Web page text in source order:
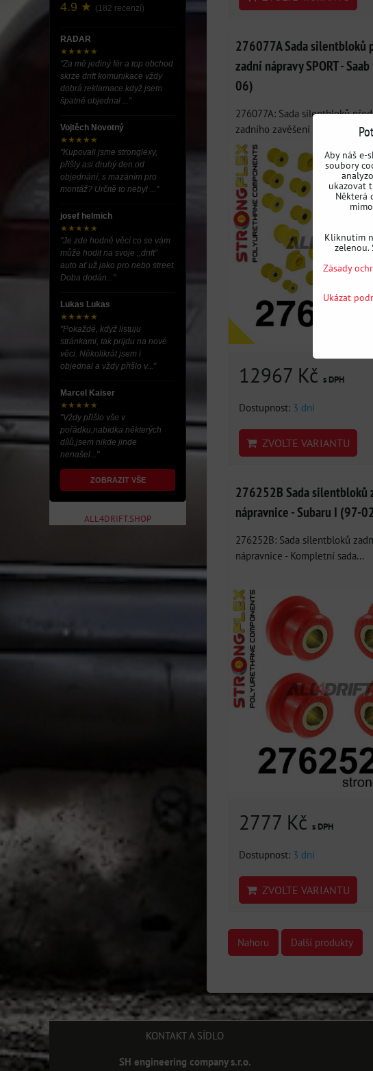
276077A Sada silentbloků
zadní nápravy SPORT -
06)
276077A: Sada silentbloků
zadního zavěšení SPORT -...
12967 Kč s DPH
Dostupnost: 3 dni
ZVOLTE VARIANTU
276252B Sada silentbloků
nápravnice - Subaru I (97-
276252B: Sada silentbloků
nápravnice - Kompletní sada...
2777 Kč s DPH
Dostupnost: 3 dni
ZVOLTE VARIANTU
Nahoru Další produkty
4.9 ★ (182 recenzí)
RADAR
★★★★★
"Za mě jediný fér a top obchod
skrze drift komunikace vždy
dobrá reklamace když jsem
špatně objednal ..."
Vojtěch Novotný
★★★★★
"Kupovali jsme stronglexy,
přišly asi druhý den od
objednání, s mazáním pro
montáž? Určitě to nebyl ..."
josef helmich
★★★★★
"Je zde hodně věcí co se vám
může hodit na svoje ,,drift”
auto ať už jako pro nebo street.
Doba dodán..."
Lukas Lukas
★★★★★
"Pokaždé, když listuju
stránkami, tak prijdu na nové
věci. Několikrát jsem i
objednal a vždy přišlo v..."
Marcel Kaiser
★★★★★
"Vždy přišlo vše v
pořádku,nabídka některých
dílů,jsem nikde jinde
nenašel..."
ZOBRAZIT VŠE
ALL4DRIFT.SHOP
KONTAKT A SÍDLO
SH engineering company s.r.o.
Aby náš e-
soubory
ukazovat
Některá
Kliknutím
zelenou.
Zásady
Ukázat